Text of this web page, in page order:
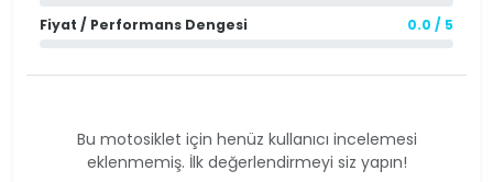
Fiyat / Performans Dengesi 0.0 / 5
Bu motosiklet için henüz kullanıcı incelemesi
eklenmemiş. İlk değerlendirmeyi siz yapın!